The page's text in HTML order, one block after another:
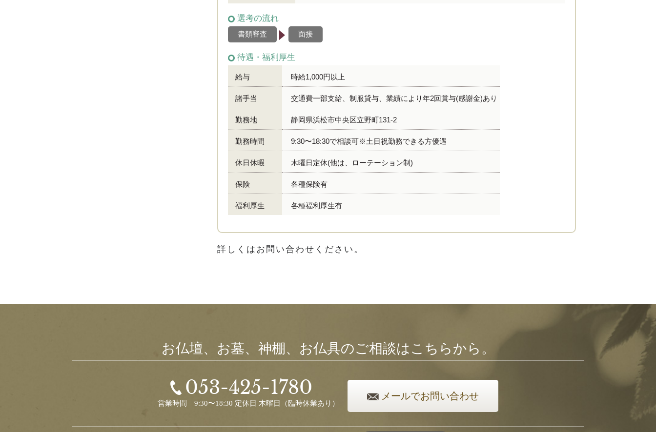
選考の流れ
書類審査 面接
待遇・福利厚生
給与 時給1,000円以上
諸手当 交通費一部支給、制服貸与、業績により年2回賞与(感謝金)あり
勤務地 静岡県浜松市中央区立野町131-2
勤務時間 9:30〜18:30で相談可※土日祝勤務できる方優遇
休日休暇 木曜日定休(他は、ローテーション制)
保険 各種保険有
福利厚生 各種福利厚生有
詳しくはお問い合わせください。
お仏壇、お墓、神棚、お仏具のご相談はこちらから。
053-425-1780
営業時間 9:30〜18:30 定休日 木曜日 （臨時休業あり）
メールでお問い合わせ